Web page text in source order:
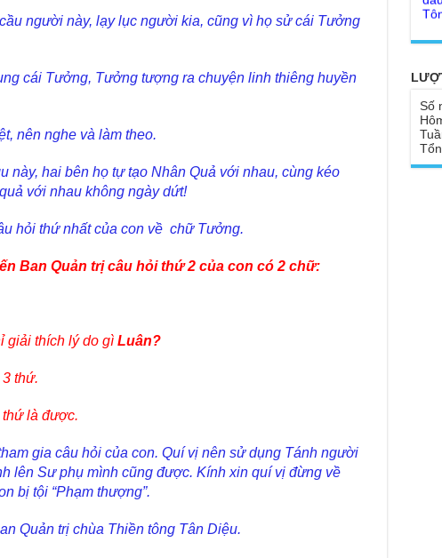
người này, lạy lục người kia, cũng vì họ sử cái Tưởng
cái Tưởng, Tưởng tượng ra chuyện linh thiêng huyền
nên nghe và làm theo.
hai bên họ tự tạo Nhân Quả với nhau, cùng kéo
với nhau không ngày dứt!
hỏi thứ nhất của con về chữ Tưởng.
Ban Quản trị câu hỏi thứ 2 của con có 2 chữ:
thích lý do gì Luân?
thứ.
là được.
gia câu hỏi của con. Quí vị nên sử dụng Tánh người
lên Sư phụ mình cũng được. Kính xin quí vị đừng về
bị tội “Phạm thượng”.
Quản trị chùa Thiền tông Tân Diệu.
Tu
Số